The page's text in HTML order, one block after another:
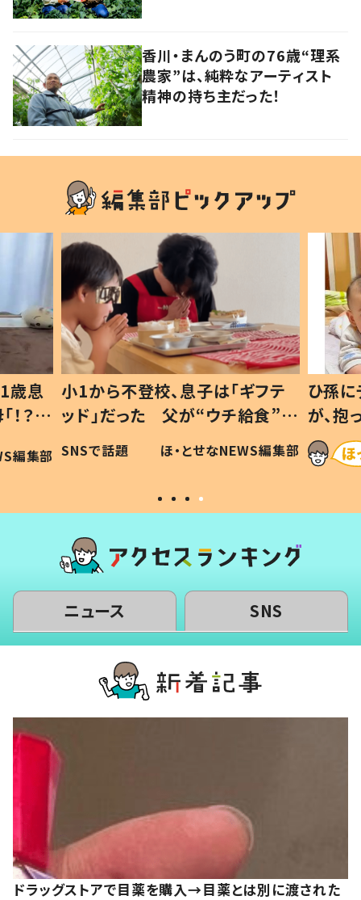
香川・まんのう町の76歳“理系
農家”は、純粋なアーティスト
精神の持ち主だった！
歳息
？」
編集部
小1から不登校、息子は「ギフテ
ッド」だった 父が“ウチ給食”を
作り続ける理由とは #令和の親
#令和の子
SNSで話題 ほ・とせなNEWS編集部
ひ孫
が、
「涙が
い」
ニュース SNS
ドラッグストアで目薬を購入→目薬とは別に渡された